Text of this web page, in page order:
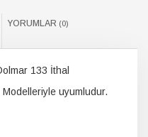
YORUMLAR (0)
133 İthal
uyumludur.